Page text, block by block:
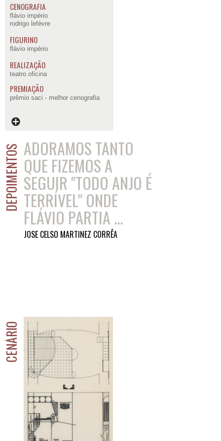
CENOGRAFIA
flávio império
rodrigo lefèvre
FIGURINO
flávio império
REALIZAÇÃO
teatro oficina
PREMIAÇÃO
prêmio saci - melhor cenografia
DEPOIMENTOS ADORAMOS TANTO
QUE FIZEMOS A
SEGUIR "TODO ANJO É
TERRÍVEL" ONDE
FLÁVIO PARTIA ...
JOSE CELSO MARTINEZ CORRÊA
CENÁRIO